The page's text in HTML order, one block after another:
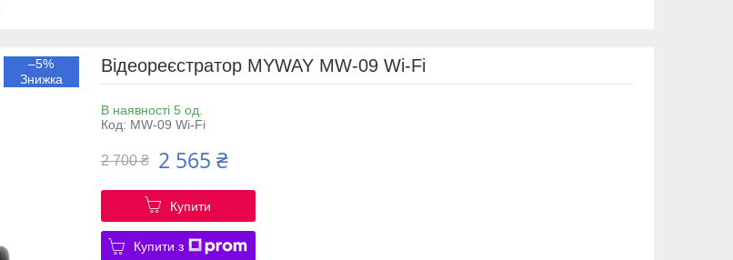
–5% Відеореєстратор MYWAY MW-09 Wi-Fi
В наявності 5 од.
Код: MW-09 Wi-Fi
2 700 ₴ 2 565 ₴
Купити
Купити з